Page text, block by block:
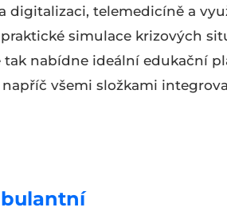
digitalizaci, telemedicíně a
simulace krizových
tak nabídne ideální edukační
všemi složkami